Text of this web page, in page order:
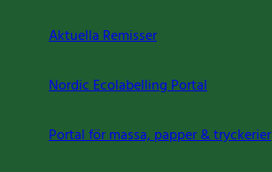
Aktuella Remisser
Nordic Ecolabelling Portal
Portal för massa, papper & tryckerier